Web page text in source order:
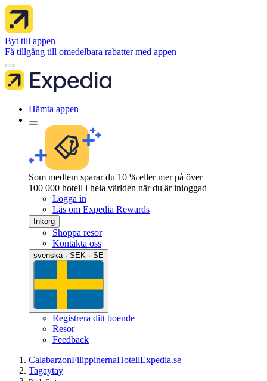
Byt till appen
Få tillgång till omedelbara rabatter med appen
Hämta appen
Som medlem sparar du 10 % eller mer på över
100 000 hotell i hela världen när du är inloggad
Logga in
Läs om Expedia Rewards
Inkorg
Shoppa resor
Kontakta oss
svenska · SEK · SE
Registrera ditt boende
Resor
Feedback
CalabarzonFilippinernaHotellExpedia.se
Tagaytay